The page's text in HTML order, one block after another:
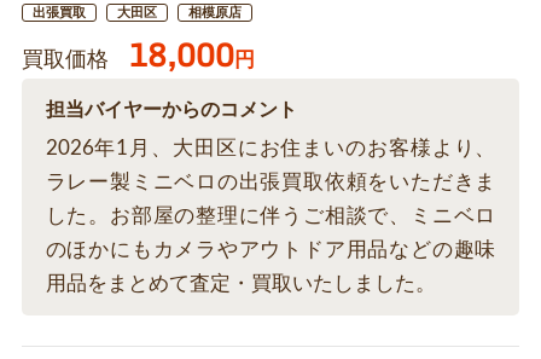
出張買取 大田区 相模原店
買取価格 18,000円
担当バイヤーからのコメント
2026年1月、大田区にお住まいのお客様より、
ラレー製ミニベロの出張買取依頼をいただきま
した。お部屋の整理に伴うご相談で、ミニベロ
のほかにもカメラやアウトドア用品などの趣味
用品をまとめて査定・買取いたしました。